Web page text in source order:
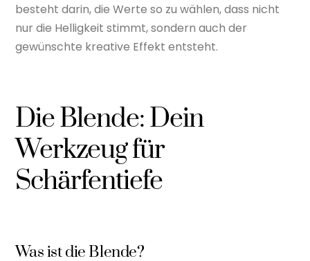
besteht darin, die Werte so zu wählen, dass nicht
nur die Helligkeit stimmt, sondern auch der
gewünschte kreative Effekt entsteht.
Die Blende: Dein
Werkzeug für
Schärfentiefe
Was ist die Blende?